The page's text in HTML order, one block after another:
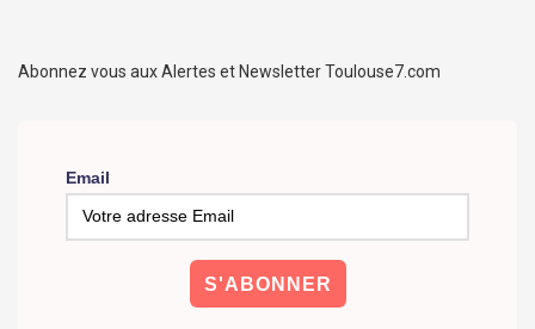
Abonnez vous aux Alertes et Newsletter Toulouse7.com
Email